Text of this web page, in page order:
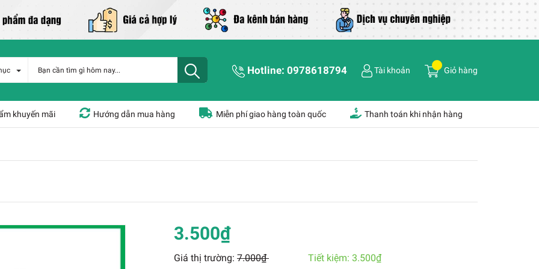
Hotline: 0978618794 Tài khoản Giỏ hàng
khuyến mãi Hướng dẫn mua hàng Miễn phí giao hàng toàn quốc Thanh toán khi nhận hàng
3.500₫
Giá thị trường: 7.000₫ Tiết kiệm: 3.500₫